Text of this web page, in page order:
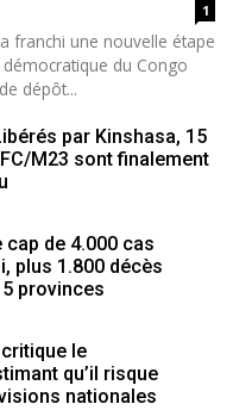
1
franchi une nouvelle étape
du Congo
dépôt...
par Kinshasa, 15
M23 sont finalement
cap de 4.000 cas
plus 1.800 décès
provinces
critique le
qu’il risque
nationales